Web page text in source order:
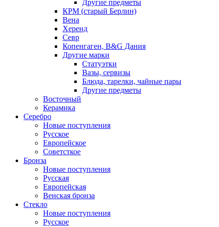
Другие предметы
КРМ (старый Берлин)
Вена
Херенд
Севр
Копенгаген, B&G Дания
Другие марки
Статуэтки
Вазы, сервизы
Блюда, тарелки, чайные пары
Другие предметы
Восточный
Керамика
Серебро
Новые поступления
Русское
Европейское
Советсткое
Бронза
Новые поступления
Русская
Европейская
Венская бронза
Стекло
Новые поступления
Русское